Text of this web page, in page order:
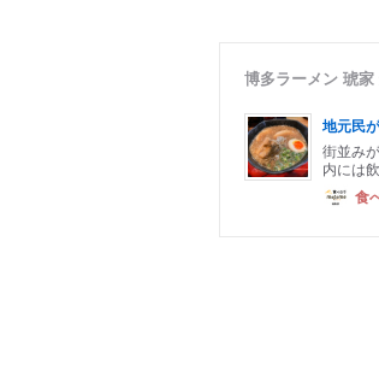
博多ラーメン 琥
地元民
街並み
内には
食